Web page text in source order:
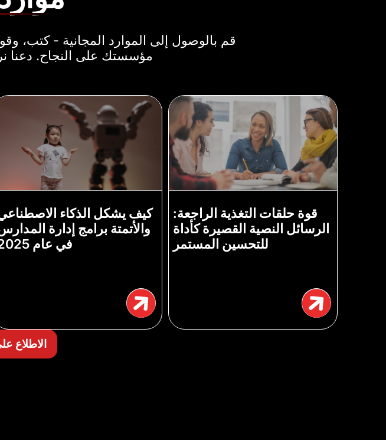
قم بالوصول إلى الموارد المجانية - كتب،
مؤسستك على النجاح. دعنا
قوة حلقات التغذية الراجعة:
الرسائل النصية القصيرة كأداة
للتحسين المستمر
كيف يشكل الذكاء
والأتمتة برامج إدارة
في عام 2025
الاطلاع